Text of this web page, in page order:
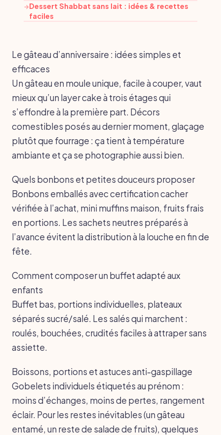
→Dessert Shabbat sans lait : idées & recettes
faciles
Le gâteau d’anniversaire : idées simples et
efficaces
Un gâteau en moule unique, facile à couper, vaut
mieux qu’un layer cake à trois étages qui
s’effondre à la première part. Décors
comestibles posés au dernier moment, glaçage
plutôt que fourrage : ça tient à température
ambiante et ça se photographie aussi bien.
Quels bonbons et petites douceurs proposer
Bonbons emballés avec certification cacher
vérifiée à l’achat, mini muffins maison, fruits frais
en portions. Les sachets neutres préparés à
l’avance évitent la distribution à la louche en fin de
fête.
Comment composer un buffet adapté aux
enfants
Buffet bas, portions individuelles, plateaux
séparés sucré/salé. Les salés qui marchent :
roulés, bouchées, crudités faciles à attraper sans
assiette.
Boissons, portions et astuces anti-gaspillage
Gobelets individuels étiquetés au prénom :
moins d’échanges, moins de pertes, rangement
éclair. Pour les restes inévitables (un gâteau
entamé, un reste de salade de fruits), quelques